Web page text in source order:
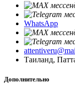
WhatsApp
Таиланд,
Дополнительно